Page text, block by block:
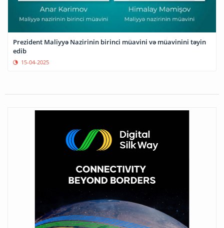
Prezident Maliyyə Nazirinin birinci müavini və müavinini təyin
edib
15-04-2025